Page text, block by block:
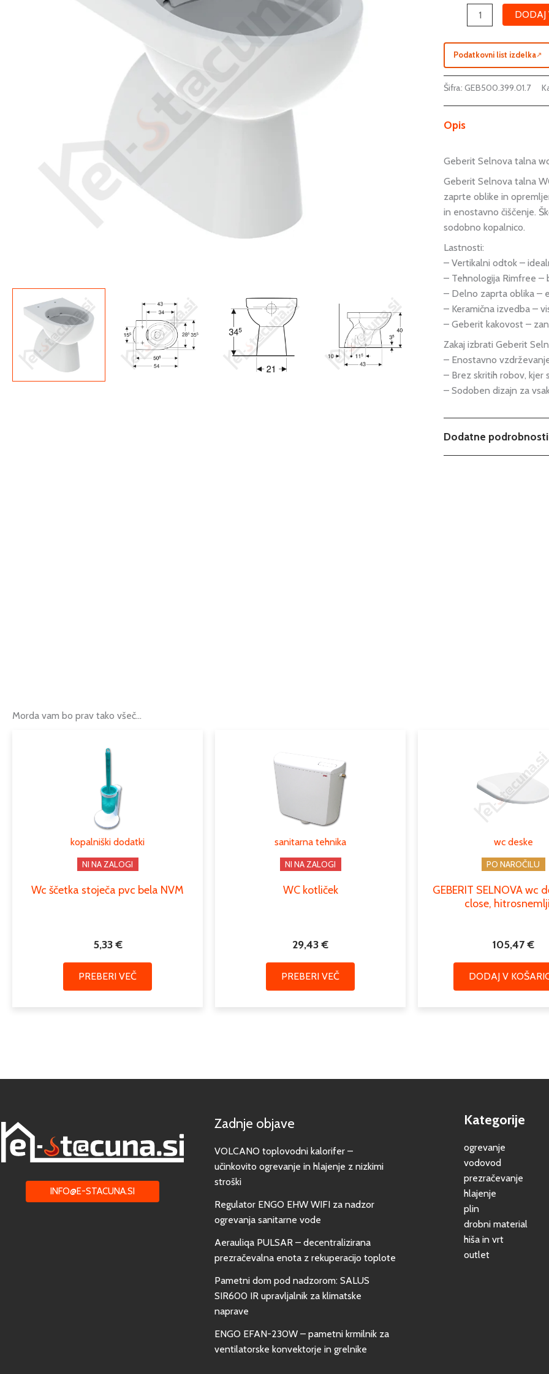
DODAJ
Podatkovni list izdelka↗
Šifra:GEB500.399.01.7
Opis
Geberit Selnova talna
Geberit Selnova talna
zaprte oblike in
in enostavno čiščenje.
sodobno kopalnico.
Lastnosti:
– Vertikalni odtok –
– Tehnologija Rimfree –
– Delno zaprta oblika –
– Keramična izvedba –
– Geberit kakovost –
Zakaj izbrati Geberit
– Enostavno
– Brez skritih robov, kjer
– Sodoben dizajn za
Dodatne podrobnosti
Morda vam bo prav tako všeč…
kopalniški dodatki
NI NA ZALOGI
Wc ščetka stoječa pvc bela NVM
5,33€
PREBERI VEČ
sanitarna tehnika
NI NA ZALOGI
WC kotliček
29,43€
PREBERI VEČ
wc deske
PO NAROČILU
GEBERIT SELNOVA wc
close,
105,47€
DODAJ V
INFO@E-STACUNA.SI
Zadnje objave
VOLCANO toplovodni kalorifer –
učinkovito ogrevanje in hlajenje z nizkimi
stroški
Regulator ENGO EHW WIFI za nadzor
ogrevanja sanitarne vode
Aerauliqa PULSAR – decentralizirana
prezračevalna enota z rekuperacijo toplote
Pametni dom pod nadzorom: SALUS
SIR600 IR upravljalnik za klimatske
naprave
ENGO EFAN-230W – pametni krmilnik za
ventilatorske konvektorje in grelnike
Kategorije
ogrevanje
vodovod
prezračevanje
hlajenje
plin
drobni material
hiša in vrt
outlet